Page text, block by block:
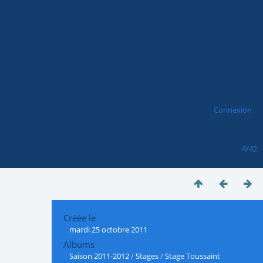
Connexion
4/42
Créée le
mardi 25 octobre 2011
Albums
Saison 2011-2012/Stages/Stage Toussaint